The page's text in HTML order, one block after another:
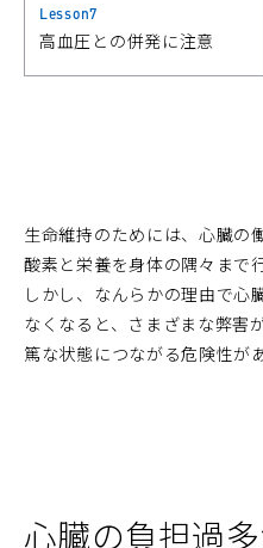
Lesson7
高血圧との併発に注意
生命維持のためには、心臓の
酸素と栄養を身体の隅々まで
しかし、なんらかの理由で心
なくなると、さまざまな弊害
篤な状態につながる危険性が
心臓の負担過